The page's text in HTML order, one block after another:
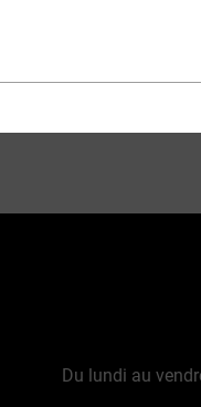
EXPERT VAPE 100%
Du lundi au